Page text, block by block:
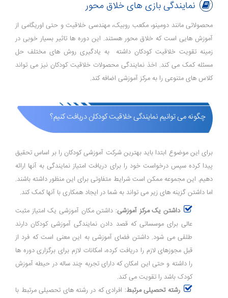
نمایندگی بازی های خلاق محور
محصولاتی مانند دومینو، مکعب روبیک، مهندسی خلاقیت و حتی اوریگامی از
آموزش هایی است که خلاق محور هستند. این دوره ها تاثیر بسیار خوبی در
زمینه تقویت خلاقیت کودکان داشته به یادگیری روش های مختلف حل
مسئله کمک می کند. اخذ نمایندگی محصولات خلاقیت کودکان نیز می تواند
کلاس های متنوعی را به مرکز آموزشی اضافه کند.
چگونه می توانیم نمایندگی خلاقیت کودکان دریافت کنیم؟
برای این موضوع ابتدا باید بهترین شرکت آموزشی کودکان را بر اساس تحقیق
پیدا کرده سپس درخواست خود را برای دریافت امتیاز نمایندگی به آنها ارائه
دهیم. این مجموعه ممکن است شرایط متفاوتی برای این منظور داشته باشند.
اما داشتن گزینه های زیر می تواند به شما در ایجاد همکاری با آنها کمک کند.
داشتن یک مرکز آموزشی: داشتن مکان آموزشی یک امتیاز مثبت
عالی برای موسساتی که قصد دادن نمایندگی آموزشی کودکان دارند
طلقی می شود. داشتن فضای آموزشی به این معنی است که فرد از
قبل مجوزهای لازم را دریافت کرده، امکانات لازم برای برگزاری دوره ها
را داشته و حتی این امکان که دارای تجربه چند ساله در حیطه آموزش
کودک باشد را تقویت می کند.
رشته تحصیلی مرتبط: افرادی که در رشته های تحصیلی مرتبط با